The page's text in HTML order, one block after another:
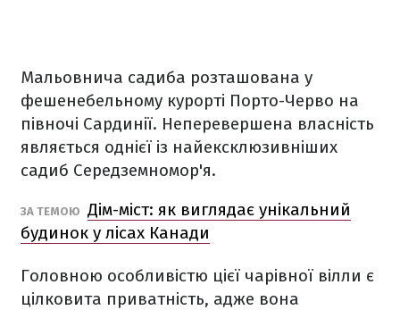
Мальовнича садиба розташована у
фешенебельному курорті Порто-Черво на
півночі Сардинії. Неперевершена власність
являється однієї із найексклюзивніших
садиб Середземномор'я.
ЗА ТЕМОЮ Дім-міст: як виглядає унікальний
будинок у лісах Канади
Головною особливістю цієї чарівної вілли є
цілковита приватність, адже вона